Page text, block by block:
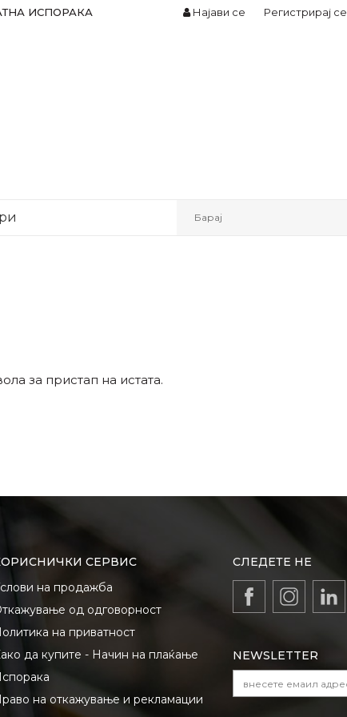
ИСПОРАКА Најави се Регистрирај се
Барај
за пристап на истата.
СЕРВИС
на продажба
од одговорност
на приватност
да купите - Начин на плаќање
на откажување и рекламации
СЛЕДЕТЕ НЕ
NEWSLETTER